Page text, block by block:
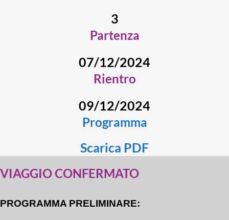
3
Partenza
07/12/2024
Rientro
09/12/2024
Programma
Scarica PDF
VIAGGIO CONFERMATO
PROGRAMMA PRELIMINARE: